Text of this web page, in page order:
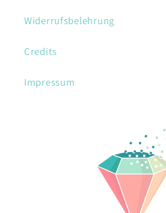
Widerrufsbelehrung
Credits
Impressum